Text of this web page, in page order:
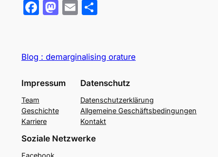
Facebook
Mastodon
EmailTeilen
Blog : demarginalising orature
Impressum
Team
Geschichte
Karriere
Datenschutz
Datenschutzerklärung
Allgemeine Geschäftsbedingungen
Kontakt
Soziale Netzwerke
Facebook